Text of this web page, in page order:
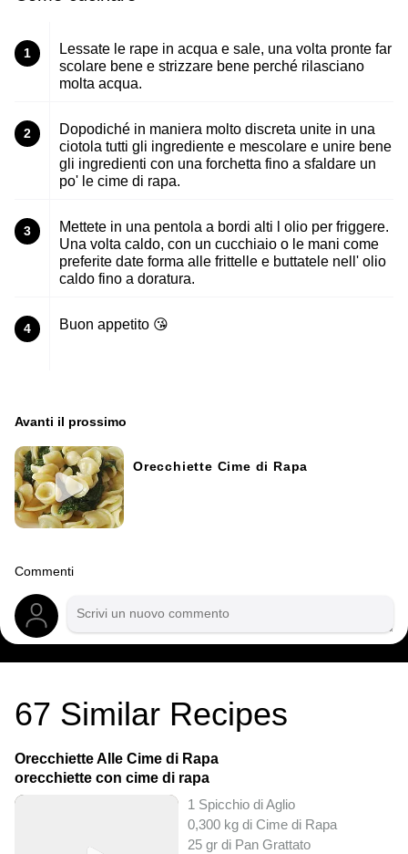
1
Lessate le rape in acqua e sale, una volta pronte far
scolare bene e strizzare bene perché rilasciano
molta acqua.
2
Dopodiché in maniera molto discreta unite in una
ciotola tutti gli ingrediente e mescolare e unire bene
gli ingredienti con una forchetta fino a sfaldare un
po' le cime di rapa.
3
Mettete in una pentola a bordi alti l olio per friggere.
Una volta caldo, con un cucchiaio o le mani come
preferite date forma alle frittelle e buttatele nell' olio
caldo fino a doratura.
4 Buon appetito 😘
Avanti il ​​prossimo
Orecchiette Cime di Rapa
Commenti
67 Similar Recipes
Orecchiette Alle Cime di Rapa
orecchiette con cime di rapa
1 Spicchio di Aglio
0,300 kg di Cime di Rapa
25 gr di Pan Grattato